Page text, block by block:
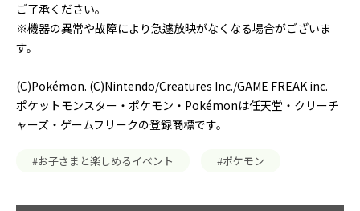
ご了承ください。
※機器の異常や故障により急遽放映がなくなる場合がございま
す。
(C)Pokémon. (C)Nintendo/Creatures Inc./GAME FREAK inc.
ポケットモンスター・ポケモン・Pokémonは任天堂・クリーチ
ャーズ・ゲームフリークの登録商標です。
#お子さまと楽しめるイベント #ポケモン